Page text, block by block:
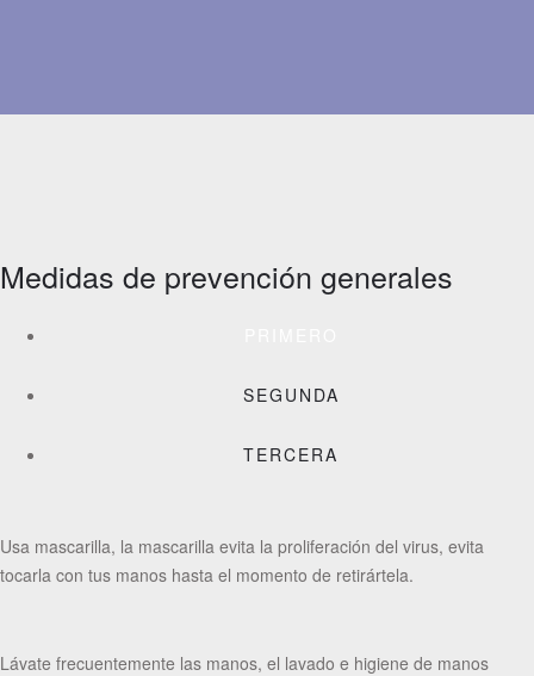
Medidas de prevención generales
SEGUNDA
TERCERA
Usa mascarilla, la mascarilla evita la proliferación del virus, evita
tocarla con tus manos hasta el momento de retirártela.
Lávate frecuentemente las manos, el lavado e higiene de manos